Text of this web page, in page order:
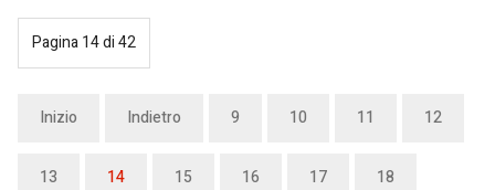
Pagina 14 di 42
Inizio Indietro 9 10 11 12
13 14 15 16 17 18